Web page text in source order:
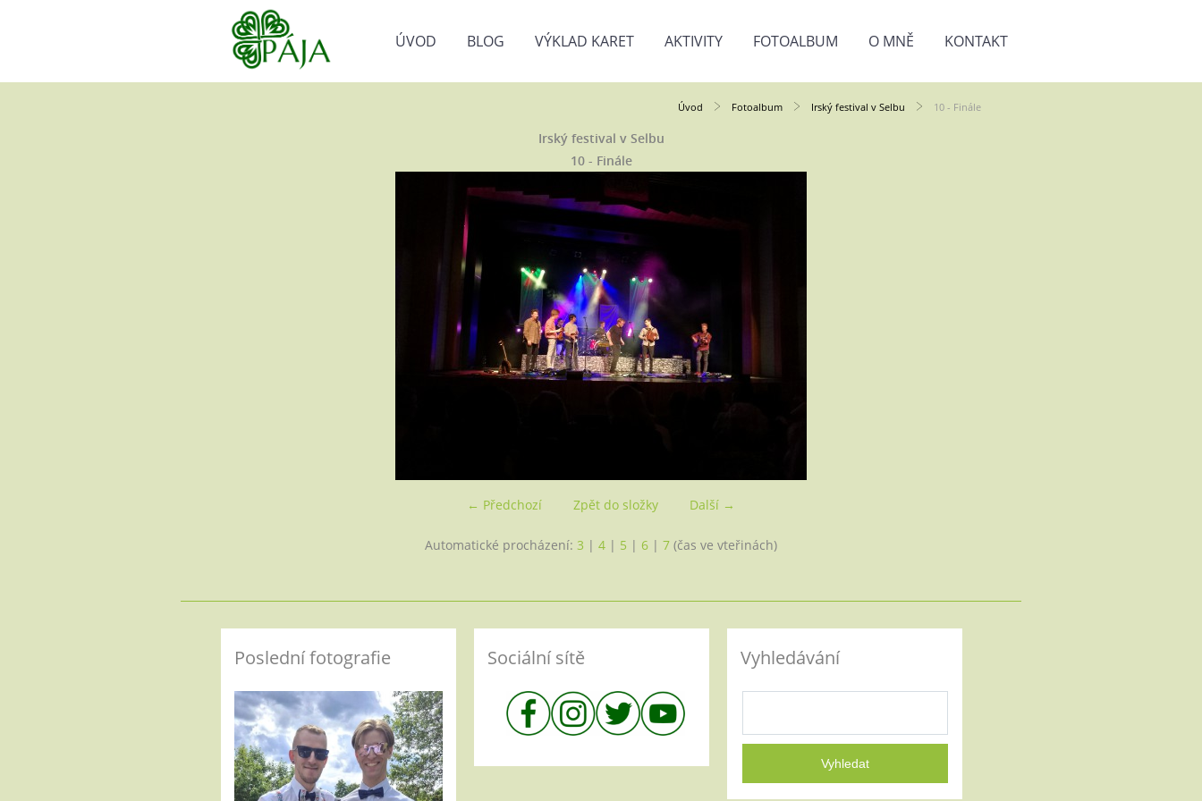
ÚVOD BLOG VÝKLAD KARET AKTIVITY FOTOALBUM O MNĚ KONTAKT
Úvod Fotoalbum Irský festival v Selbu 10 - Finále
Irský festival v Selbu
10 - Finále
← Předchozí Další →
Zpět do složky
Automatické procházení: 3 | 4 | 5 | 6 | 7 (čas ve vteřinách)
Poslední fotografie Sociální sítě Vyhledávání